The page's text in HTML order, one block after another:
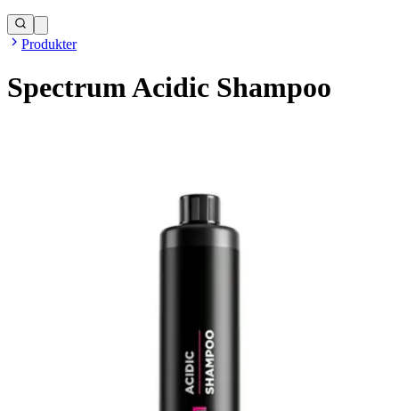
Produkter
Spectrum Acidic Shampoo